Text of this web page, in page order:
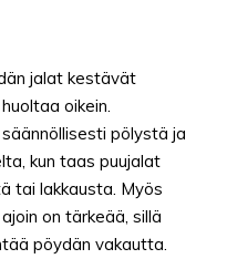
jalat kestävät
oikein.
pölystä ja
kun taas puujalat
tai lakkausta. Myös
on tärkeää, sillä
pöydän vakautta.